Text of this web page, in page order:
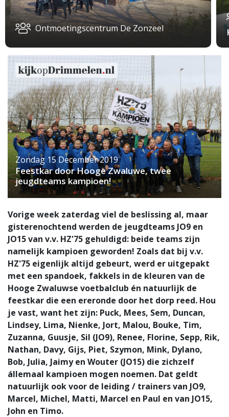
Ontmoetingscentrum De Zonzeel
Zondag 15 December 2019
Feestkar door Hooge Zwaluwe, twee
jeugdteams kampioen!
Vorige week zaterdag viel de beslissing al, maar
gisterenochtend werden de jeugdteams JO9 en
JO15 van v.v. HZ'75 gehuldigd: beide teams zijn
namelijk kampioen geworden! Zoals dat bij v.v.
HZ'75 eigenlijk altijd gebeurt, werd er uitgepakt
met een spandoek, fakkels in de kleuren van de
Hooge Zwaluwse voetbalclub én natuurlijk de
feestkar die een ereronde door het dorp reed. Hou
je vast, want het zijn: Puck, Mees, Sem, Duncan,
Lindsey, Lima, Nienke, Jort, Malou, Bouke, Tim,
Zuzanna, Guusje, Sil (JO9), Renee, Florine, Sepp, Rik,
Nathan, Davy, Gijs, Piet, Szymon, Mink, Dylano,
Bob, Julia, Jaimy en Wouter (JO15) die zichzelf
állemaal kampioen mogen noemen. Dat geldt
natuurlijk ook voor de leiding / trainers van JO9,
Marcel, Michel, Matti, Marcel en Paul en van JO15,
John en Timo.